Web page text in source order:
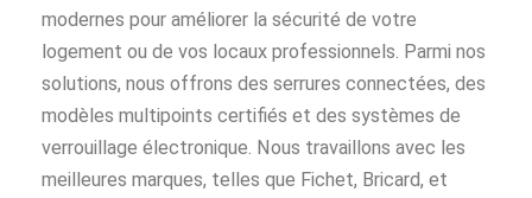
modernes pour améliorer la sécurité de votre
logement ou de vos locaux professionnels. Parmi nos
solutions, nous offrons des serrures connectées, des
modèles multipoints certifiés et des systèmes de
verrouillage électronique. Nous travaillons avec les
meilleures marques, telles que Fichet, Bricard, et